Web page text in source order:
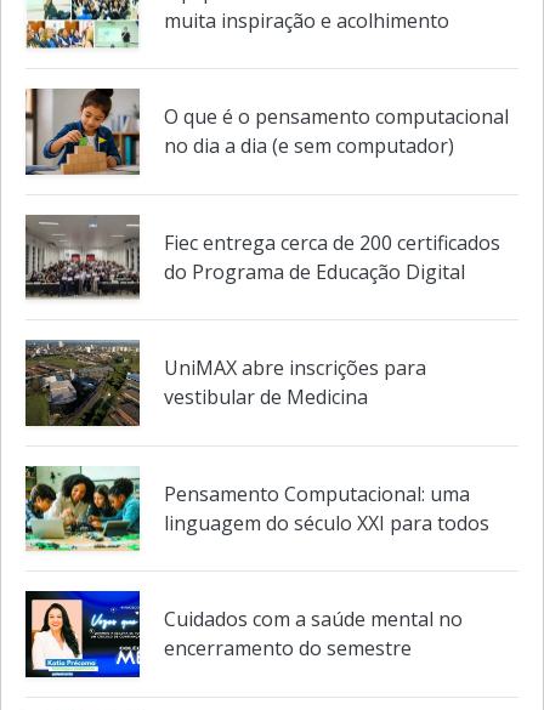
Equipe Meta inicia o 2o semestre com
muita inspiração e acolhimento
O que é o pensamento computacional
no dia a dia (e sem computador)
Fiec entrega cerca de 200 certificados
do Programa de Educação Digital
UniMAX abre inscrições para
Pensamento Computacional: uma
linguagem do século XXI para todos
Cuidados com a saúde mental no